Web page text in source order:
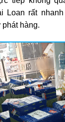
Loan rất nhanh
phát hàng.